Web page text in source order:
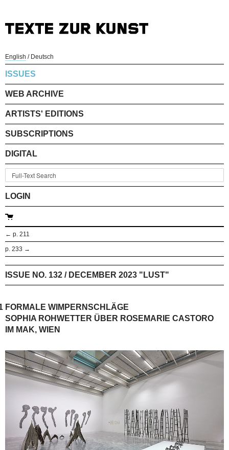
English / Deutsch
ISSUES
WEB ARCHIVE
ARTISTS' EDITIONS
SUBSCRIPTIONS
DIGITAL
LOGIN
← p. 211
p. 233 →
ISSUE NO. 132 / DECEMBER 2023 "LUST"
FORMALE WIMPERNSCHLÄGE
SOPHIA ROHWETTER ÜBER ROSEMARIE CASTORO
IM MAK, WIEN